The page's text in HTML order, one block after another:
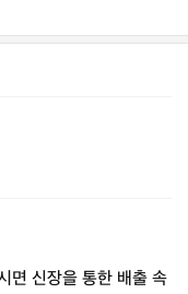
면 신장을 통한 배출 속